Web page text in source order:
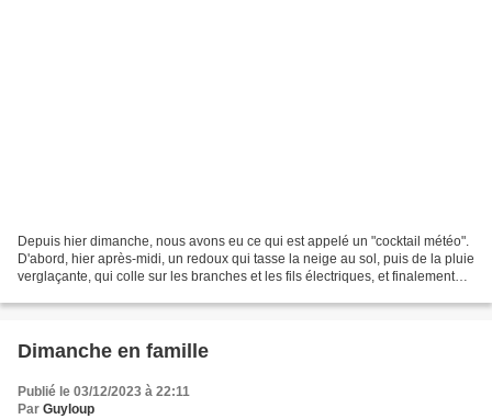
Depuis hier dimanche, nous avons eu ce qui est appelé un "cocktail météo".
D'abord, hier après-midi, un redoux qui tasse la neige au sol, puis de la pluie
verglaçante, qui colle sur les branches et les fils électriques, et finalement
Dimanche en famille
Publié le 03/12/2023 à 22:11
Par Guyloup